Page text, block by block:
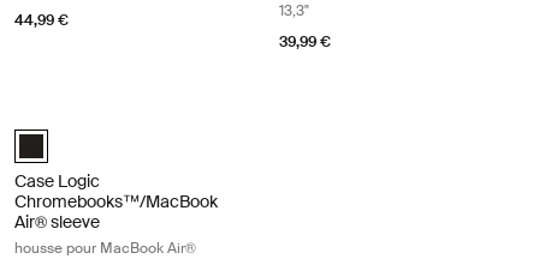
44,99 €
13,3"
39,99 €
Case Logic 11.6" Chromebook™/11" MacBook Air® Sleeve Noir
Case Logic
Chromebooks™/MacBook
Air® sleeve
housse pour MacBook Air®